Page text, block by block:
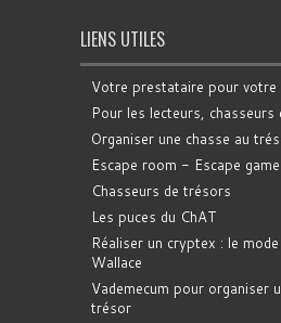
LIENS UTILES
Votre prestataire pour votre
Pour les lecteurs,
Organiser une chasse au
Escape room - Escape game
Chasseurs de trésors
Les puces du ChAT
Réaliser un cryptex : le
Wallace
Vademecum pour organiser
trésor